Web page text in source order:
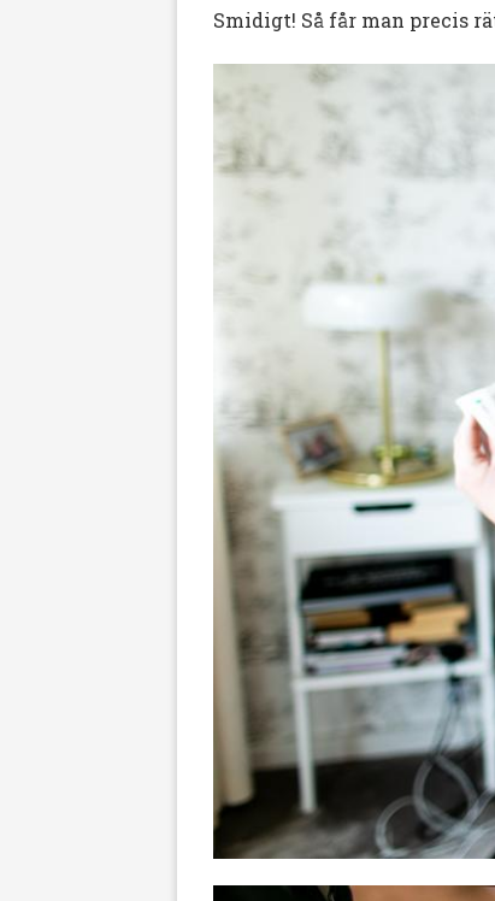
Smidigt! Så får man precis